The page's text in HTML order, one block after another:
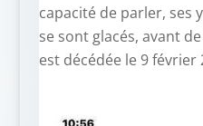
capacité de parler, ses
se sont glacés, avant
est décédée le 9 février